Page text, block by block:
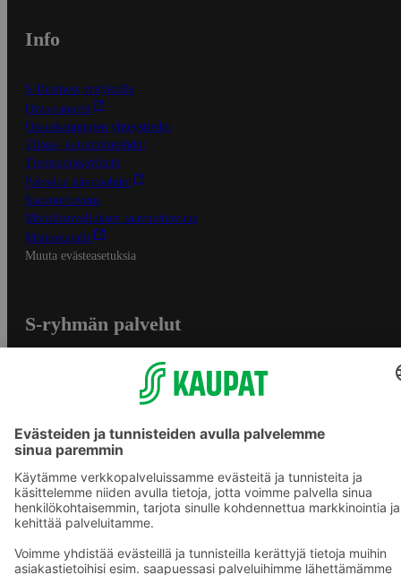
Info
S-Business yrityksille
Oiva-raportit
Osuuskauppojen yhteystiedot
Tilaus- ja toimitusehdot
Tietosuojakäytäntö
Palvelun käyttöehdot
Saavutettavuus
Mobiilisovelluksen saavutettavuus
Mainostajalle
Muuta evästeasetuksia
S-ryhmän palvelut
S-ostoslista -sovellus
Prisma.fi
Sokos.fi
S-Pankki
Yhteishyvä
Sokos Hotels
Raflaamo